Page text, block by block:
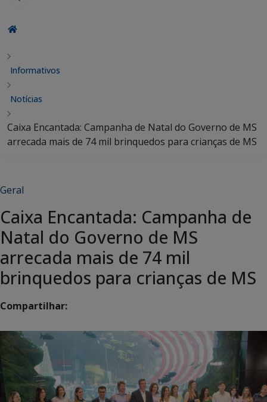
Informativos
Notícias
Caixa Encantada: Campanha de Natal do Governo de MS
arrecada mais de 74 mil brinquedos para crianças de MS
Geral
Caixa Encantada: Campanha de
Natal do Governo de MS
arrecada mais de 74 mil
brinquedos para crianças de MS
Compartilhar: